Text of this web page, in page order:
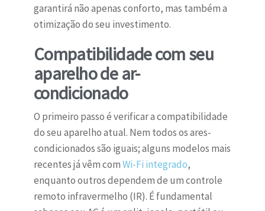
garantirá não apenas conforto, mas também a
otimização do seu investimento.
Compatibilidade com seu
aparelho de ar-
condicionado
O primeiro passo é verificar a compatibilidade
do seu aparelho atual. Nem todos os ares-
condicionados são iguais; alguns modelos mais
recentes já vêm comWi-Fi integrado,
enquanto outros dependem de um controle
remoto infravermelho (IR). É fundamental